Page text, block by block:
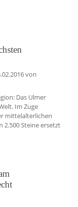
von
Das Ulmer
Im Zuge
mittelalterlichen
2.500 Steine ersetzt